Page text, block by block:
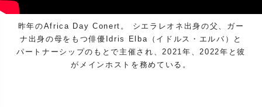
昨年のAfrica Day Conert。 シエラレオネ出身の父、ガー
ナ出身の母をもつ俳優Idris Elba（イドルス・エルバ）と
パートナーシップのもとで主催され、2021年、2022年と彼
がメインホストを務めている。